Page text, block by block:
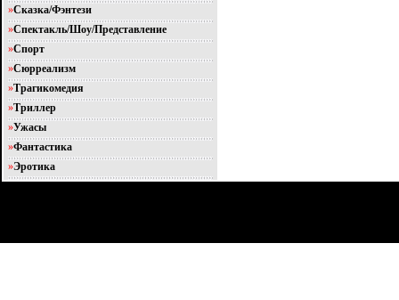
»Сказка/Фэнтези
»Спектакль/Шоу/Представление
»Спорт
»Сюрреализм
»Трагикомедия
»Триллер
»Ужасы
»Фантастика
»Эротика